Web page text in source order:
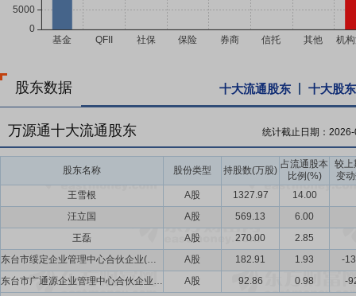
股东数据 十大流通股东 十大股东
万源通十大流通股东 统计截止日期：
股东名称 股份类型 持股数(万股)
占流通股本
比例(%)
较上
变
王雪根
A股 1327.97
14.00
汪立国
A股 569.13
6.00
王磊
A股 270.00
2.85
东台市绥定企业管理中心合伙企业(有限合伙)
A股 182.91 1.93
-
东台市广通源企业管理中心合伙企业(有限合伙)
A股 92.86 0.98
-